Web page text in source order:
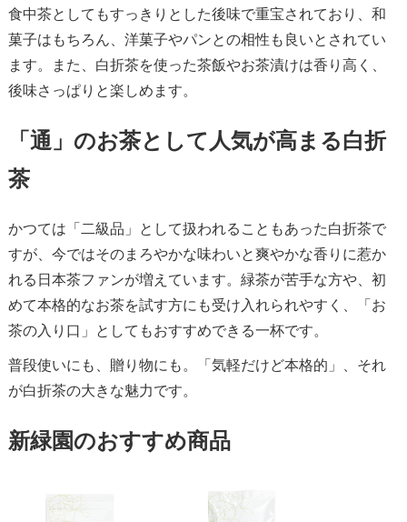
食中茶としてもすっきりとした後味で重宝されており、和
菓子はもちろん、洋菓子やパンとの相性も良いとされてい
ます。また、白折茶を使った茶飯やお茶漬けは香り高く、
後味さっぱりと楽しめます。
「通」のお茶として人気が高まる白折
茶
かつては「二級品」として扱われることもあった白折茶で
すが、今ではそのまろやかな味わいと爽やかな香りに惹か
れる日本茶ファンが増えています。緑茶が苦手な方や、初
めて本格的なお茶を試す方にも受け入れられやすく、「お
茶の入り口」としてもおすすめできる一杯です。
普段使いにも、贈り物にも。「気軽だけど本格的」、それ
が白折茶の大きな魅力です。
新緑園のおすすめ商品